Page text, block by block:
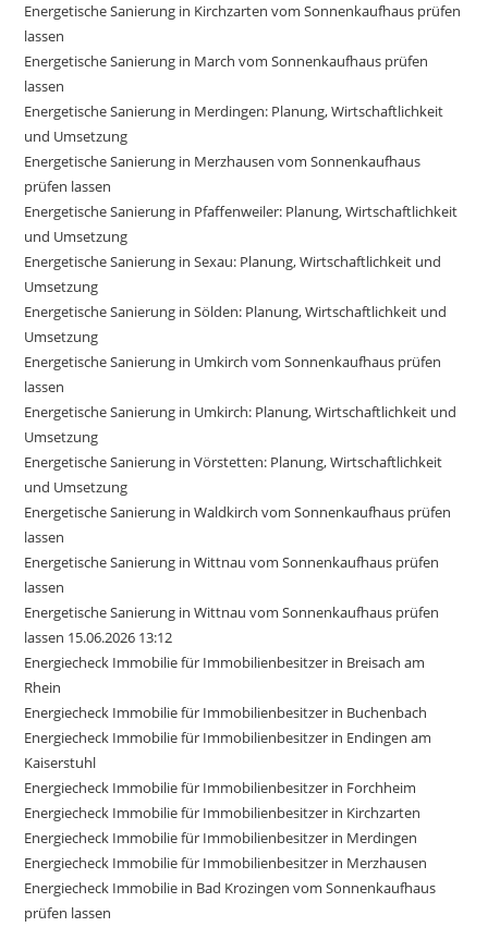
Energetische Sanierung in Kirchzarten vom Sonnenkaufhaus prüfen
lassen
Energetische Sanierung in March vom Sonnenkaufhaus prüfen
lassen
Energetische Sanierung in Merdingen: Planung, Wirtschaftlichkeit
und Umsetzung
Energetische Sanierung in Merzhausen vom Sonnenkaufhaus
prüfen lassen
Energetische Sanierung in Pfaffenweiler: Planung, Wirtschaftlichkeit
und Umsetzung
Energetische Sanierung in Sexau: Planung, Wirtschaftlichkeit und
Umsetzung
Energetische Sanierung in Sölden: Planung, Wirtschaftlichkeit und
Umsetzung
Energetische Sanierung in Umkirch vom Sonnenkaufhaus prüfen
lassen
Energetische Sanierung in Umkirch: Planung, Wirtschaftlichkeit und
Umsetzung
Energetische Sanierung in Vörstetten: Planung, Wirtschaftlichkeit
und Umsetzung
Energetische Sanierung in Waldkirch vom Sonnenkaufhaus prüfen
lassen
Energetische Sanierung in Wittnau vom Sonnenkaufhaus prüfen
lassen
Energetische Sanierung in Wittnau vom Sonnenkaufhaus prüfen
lassen 15.06.2026 13:12
Energiecheck Immobilie für Immobilienbesitzer in Breisach am
Rhein
Energiecheck Immobilie für Immobilienbesitzer in Buchenbach
Energiecheck Immobilie für Immobilienbesitzer in Endingen am
Kaiserstuhl
Energiecheck Immobilie für Immobilienbesitzer in Forchheim
Energiecheck Immobilie für Immobilienbesitzer in Kirchzarten
Energiecheck Immobilie für Immobilienbesitzer in Merdingen
Energiecheck Immobilie für Immobilienbesitzer in Merzhausen
Energiecheck Immobilie in Bad Krozingen vom Sonnenkaufhaus
prüfen lassen